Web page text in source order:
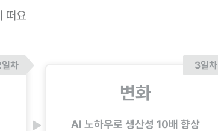
떠요
차
변화
AI 노하우로 생산성 10배 향상
3일차